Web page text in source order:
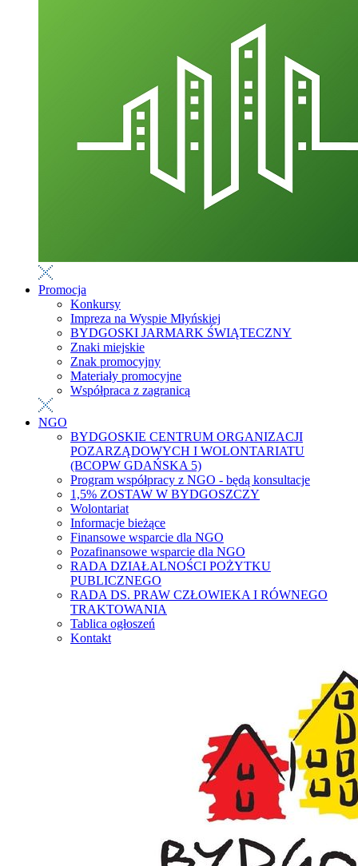
Promocja
Konkursy
Impreza na Wyspie Młyńskiej
BYDGOSKI JARMARK ŚWIĄTECZNY
Znaki miejskie
Znak promocyjny
Materiały promocyjne
Współpraca z zagranicą
NGO
BYDGOSKIE CENTRUM ORGANIZACJI
POZARZĄDOWYCH I WOLONTARIATU
(BCOPW GDAŃSKA 5)
Program współpracy z NGO - będą konsultacje
1,5% ZOSTAW W BYDGOSZCZY
Wolontariat
Informacje bieżące
Finansowe wsparcie dla NGO
Pozafinansowe wsparcie dla NGO
RADA DZIAŁALNOŚCI POŻYTKU
PUBLICZNEGO
RADA DS. PRAW CZŁOWIEKA I RÓWNEGO
TRAKTOWANIA
Tablica ogłoszeń
Kontakt